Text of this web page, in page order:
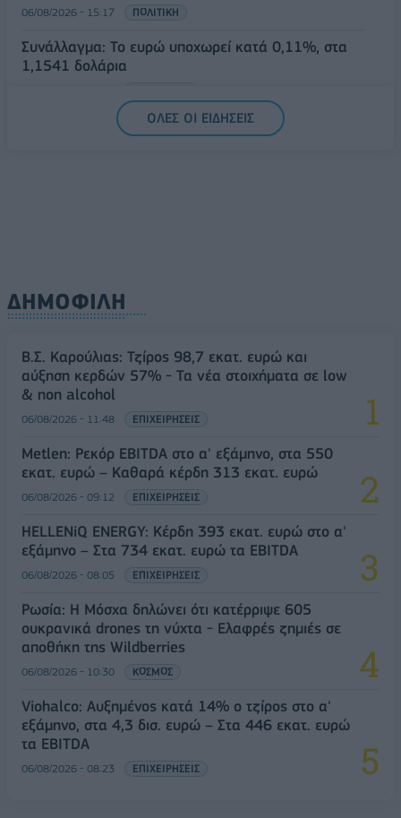
06/08/2026 - 15:17 ΠΟΛΙΤΙΚΗ
Συνάλλαγμα: Το ευρώ υποχωρεί κατά 0,11%, στα
1,1541 δολάρια
ΟΛΕΣ ΟΙ ΕΙΔΗΣΕΙΣ
ΔΗΜΟΦΙΛΗ
Β.Σ. Καρούλιας: Τζίρος 98,7 εκατ. ευρώ και
αύξηση κερδών 57% - Τα νέα στοιχήματα σε low
& non alcohol
06/08/2026 - 11:48 ΕΠΙΧΕΙΡΗΣΕΙΣ
Metlen: Ρεκόρ EBITDA στο α' εξάμηνο, στα 550
εκατ. ευρώ – Καθαρά κέρδη 313 εκατ. ευρώ
06/08/2026 - 09:12 ΕΠΙΧΕΙΡΗΣΕΙΣ
HELLENiQ ENERGY: Κέρδη 393 εκατ. ευρώ στο α'
εξάμηνο – Στα 734 εκατ. ευρώ τα EBITDA
06/08/2026 - 08:05 ΕΠΙΧΕΙΡΗΣΕΙΣ
Ρωσία: Η Μόσχα δηλώνει ότι κατέρριψε 605
ουκρανικά drones τη νύχτα - Ελαφρές ζημιές σε
αποθήκη της Wildberries
06/08/2026 - 10:30 ΚΟΣΜΟΣ
Viohalco: Αυξημένος κατά 14% ο τζίρος στο α'
εξάμηνο, στα 4,3 δισ. ευρώ – Στα 446 εκατ. ευρώ
τα EBITDA
06/08/2026 - 08:23 ΕΠΙΧΕΙΡΗΣΕΙΣ